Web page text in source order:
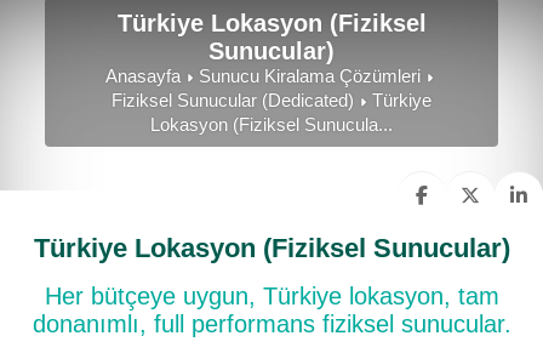
Türkiye Lokasyon (Fiziksel
Sunucular)
Anasayfa
Sunucu Kiralama Çözümleri
Fiziksel Sunucular (Dedicated)
Türkiye
Lokasyon (Fiziksel Sunucula...
Türkiye Lokasyon (Fiziksel Sunucular)
Her bütçeye uygun, Türkiye lokasyon, tam
donanımlı, full performans fiziksel sunucular.